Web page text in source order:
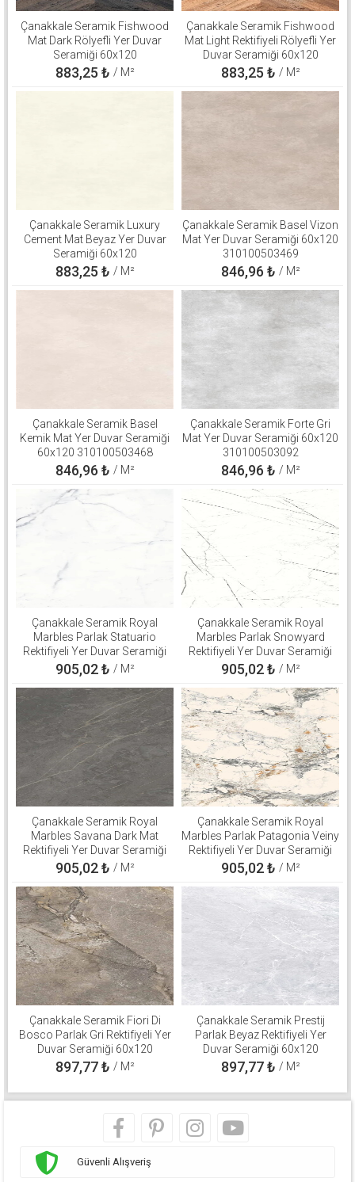
Çanakkale Seramik Fishwood
Mat Dark Rölyefli Yer Duvar
Seramiği 60x120
310100503126
883,25 ₺ / M²
Çanakkale Seramik Fishwood
Mat Light Rektifiyeli Rölyefli Yer
Duvar Seramiği 60x120
310100503125
883,25 ₺ / M²
Çanakkale Seramik Luxury
Cement Mat Beyaz Yer Duvar
Seramiği 60x120
310100906264
883,25 ₺ / M²
Çanakkale Seramik Basel Vizon
Mat Yer Duvar Seramiği 60x120
310100503469
846,96 ₺ / M²
Çanakkale Seramik Basel
Kemik Mat Yer Duvar Seramiği
60x120 310100503468
846,96 ₺ / M²
Çanakkale Seramik Forte Gri
Mat Yer Duvar Seramiği 60x120
310100503092
846,96 ₺ / M²
Çanakkale Seramik Royal
Marbles Parlak Statuario
Rektifiyeli Yer Duvar Seramiği
60x120 310100800540
905,02₺ / M²
Çanakkale Seramik Royal
Marbles Parlak Snowyard
Rektifiyeli Yer Duvar Seramiği
60x120 310100800508
905,02₺ / M²
Çanakkale Seramik Royal
Marbles Savana Dark Mat
Rektifiyeli Yer Duvar Seramiği
60x120 310100503137
905,02₺ / M²
Çanakkale Seramik Royal
Marbles Parlak Patagonia Veiny
Rektifiyeli Yer Duvar Seramiği
60x120 310100800560
905,02₺ / M²
Çanakkale Seramik Fiori Di
Bosco Parlak Gri Rektifiyeli Yer
Duvar Seramiği 60x120
310100800571
897,77₺ / M²
Çanakkale Seramik Prestij
Parlak Beyaz Rektifiyeli Yer
Duvar Seramiği 60x120
310100800511
897,77₺ / M²
Güvenli Alışveriş